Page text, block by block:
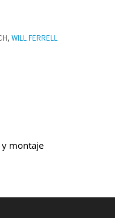
WILL FERRELL
montaje